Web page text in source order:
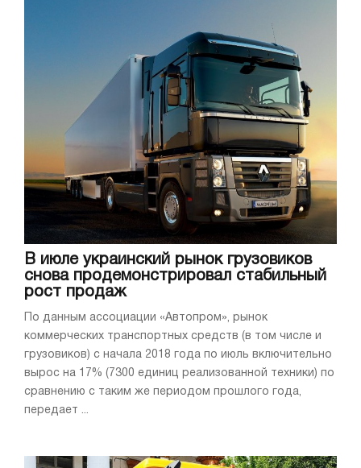
В июле украинский рынок грузовиков
снова продемонстрировал стабильный
рост продаж
По данным ассоциации «Автопром», рынок
коммерческих транспортных средств (в том числе и
грузовиков) с начала 2018 года по июль включительно
вырос на 17% (7300 единиц реализованной техники) по
сравнению с таким же периодом прошлого года,
передает ...